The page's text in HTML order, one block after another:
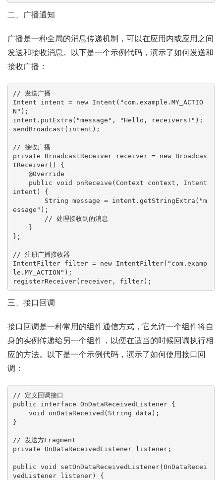
二、广播通知
广播是一种全局的消息传递机制，可以在应用内或应用之间
发送和接收消息。以下是一个示例代码，演示了如何发送和
接收广播：
// 发送广播
Intent
intent = new Intent ( "com.example.MY_ACTIO
N" );
intent.putExtra( "message" , "Hello, receivers!" );
sendBroadcast(intent);
// 接收广播
private
BroadcastReceiver receiver = new
Broadcas
tReceiver() {
@Override
public void onReceive (Context context, Intent
intent)
{
String message = intent.getStringExtra( "m
essage" );
// 处理接收到的消息
};
// 注册广播接收器
IntentFilter
filter = new IntentFilter( "com.examp
le.MY_ACTION" );
三、接口回调
接口回调是一种常用的组件通信方式，它允许一个组件将自
身的实例传递给另一个组件，以便在适当的时候回调执行相
应的方法。以下是一个示例代码，演示了如何使用接口回
调：
// 定义回调接口
public
interface OnDataReceivedListener {
void
onDataReceived (String data) ;
}
// 发送方Fragment
private OnDataReceivedListener listener;
public void setOnDataReceivedListener(OnDataRecei
vedListener listener)
{